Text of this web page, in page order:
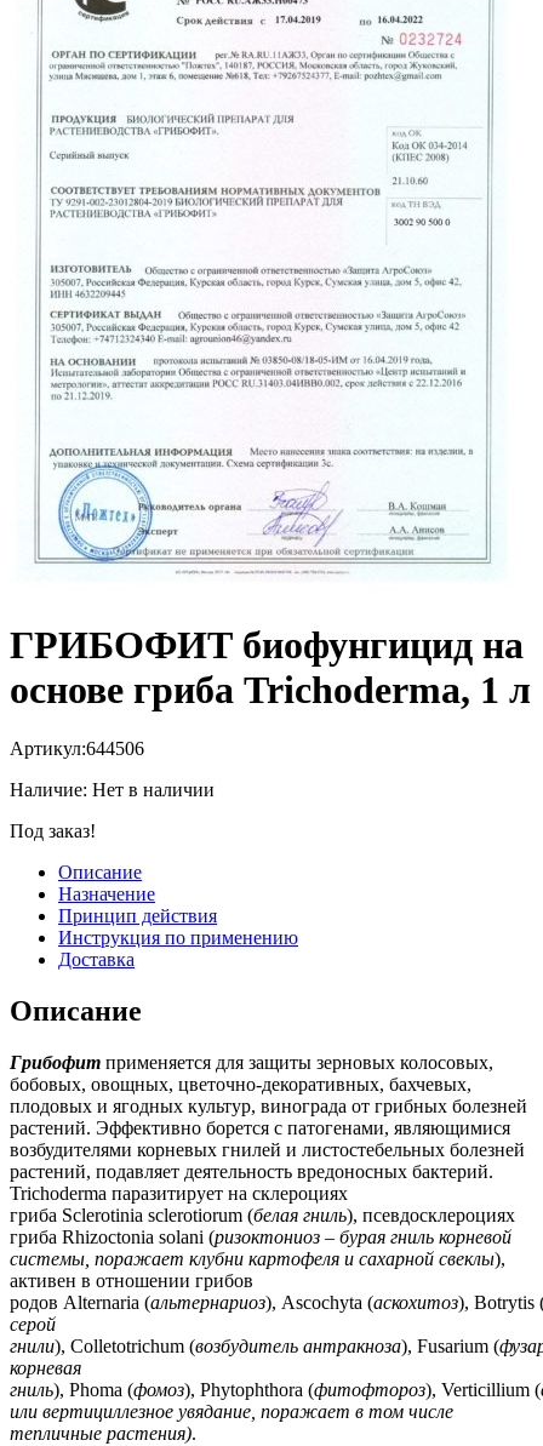
ГРИБОФИТ биофунгицид на
основе гриба Trichoderma, 1 л
Артикул:644506
Наличие: Нет в наличии
Под заказ!
Описание
Назначение
Принцип действия
Инструкция по применению
Доставка
Описание
Грибофит применяется для защиты зерновых колосовых,
бобовых, овощных, цветочно-декоративных, бахчевых,
плодовых и ягодных культур, винограда от грибных болезней
растений. Эффективно борется с патогенами, являющимися
возбудителями корневых гнилей и листостебельных болезней
растений, подавляет деятельность вредоносных бактерий.
Trichoderma паразитирует на склероциях
гриба Sclerotinia sclerotiorum (белая гниль), псевдосклероциях
гриба Rhizoctonia solani (ризоктониоз – бурая гниль корневой
системы, поражает клубни картофеля и сахарной свеклы),
активен в отношении грибов
родов Alternaria (альтернариоз), Ascochyta (аскохитоз), Botrytis
серой
гнили), Colletotrichum (возбудитель антракноза), Fusarium (
корневая
гниль), Phoma (фомоз), Phytophthora (фитофтороз), Verticillium (
или вертициллезное увядание, поражает в том числе
тепличные растения).